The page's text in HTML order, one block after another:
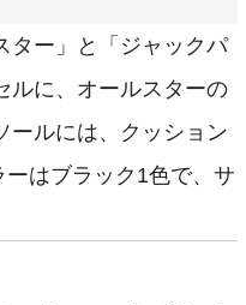
ター」と「ジャックパ
ルに、オールスターの
ールには、クッション
はブラック1色で、サ